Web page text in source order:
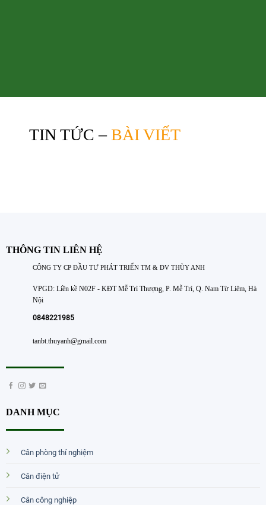
TIN TỨC –BÀI VIẾT
THÔNG TIN LIÊN HỆ
CÔNG TY CP ĐẦU TƯ PHÁT TRIỂN TM & DV THÙY ANH
VPGD: Liền kề N02F - KĐT Mễ Trì Thượng, P. Mễ Trì, Q. Nam Từ Liêm, Hà
Nội
0848221985
tanbt.thuyanh@gmail.com
DANH MỤC
Cân phòng thí nghiệm
Cân điện tử
Cân công nghiệp